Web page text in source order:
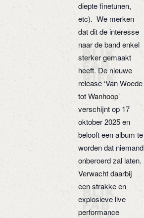
diepte finetunen,
etc). We merken
dat dit de interesse
naar de band enkel
sterker gemaakt
heeft. De nieuwe
release ‘Van Woede
tot Wanhoop’
verschijnt op 17
oktober 2025 en
belooft een album te
worden dat niemand
onberoerd zal laten.
Verwacht daarbij
een strakke en
explosieve live
performance